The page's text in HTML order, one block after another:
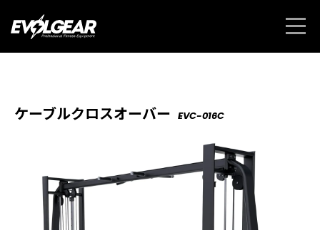
ケーブルクロスオーバー EVC-016C